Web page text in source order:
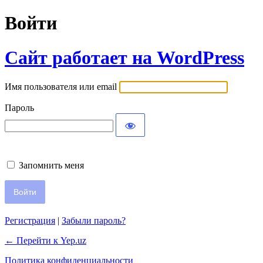
Войти
Сайт работает на WordPress
Имя пользователя или email
Пароль
Запомнить меня
Регистрация | Забыли пароль?
← Перейти к Yep.uz
Политика конфиденциальности